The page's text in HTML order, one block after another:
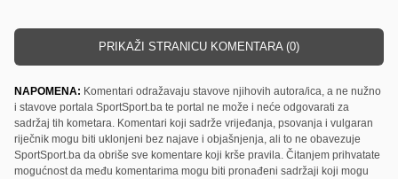
PRIKAŽI STRANICU KOMENTARA (0)
NAPOMENA: Komentari odražavaju stavove njihovih autora/ica, a ne nužno
i stavove portala SportSport.ba te portal ne može i neće odgovarati za
sadržaj tih kometara. Komentari koji sadrže vrijeđanja, psovanja i vulgaran
riječnik mogu biti uklonjeni bez najave i objašnjenja, ali to ne obavezuje
SportSport.ba da obriše sve komentare koji krše pravila. Čitanjem prihvatate
mogućnost da među komentarima mogu biti pronađeni sadržaji koji mogu